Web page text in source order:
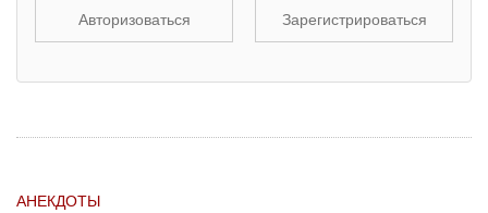
Авторизоваться Зарегистрироваться
АНЕКДОТЫ